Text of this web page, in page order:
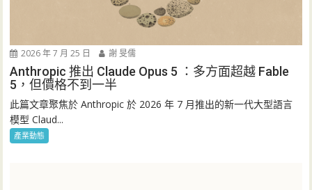
2026 年 7 月 25 日 謝 旻儒
Anthropic 推出 Claude Opus 5 ：多方面超越 Fable
5，但價格不到一半
此篇文章聚焦於 Anthropic 於 2026 年 7 月推出的新一代大型語言
模型 Claud...
產業動態